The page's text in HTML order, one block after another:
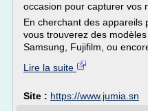
occasion pour capturer vos
En cherchant des appareils
vous trouverez des
Samsung, Fujifilm, ou
Lire la suite
Site : https://www.jumia.sn